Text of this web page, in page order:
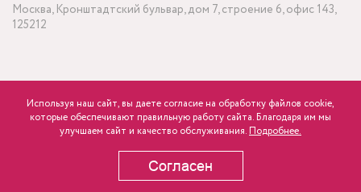
р. розница Минимальный заказ ткани от 3 метров
В КОРЗИНУ
Москва, Кронштадтский бульвар, дом 7, строение 6, офис 143,
125212
Copyright © 1995-2026 SEWKIT.RU
Политика конфиденциальности
ПОДПИСАТЬСЯ НА НОВОСТИ
Используя наш сайт, вы даете согласие на обработку файлов cookie,
которые обеспечивают правильную работу сайта. Благодаря им мы
улучшаем сайт и качество обслуживания. Подробнее.
Согласен